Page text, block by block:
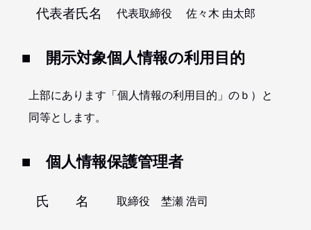
代表者氏名 代表取締役 佐々木 由太郎
■ 開示対象個人情報の利用目的
上部にあります「個人情報の利用目的」のｂ）と
同等とします。
■ 個人情報保護管理者
氏 名 取締役 埜瀬 浩司